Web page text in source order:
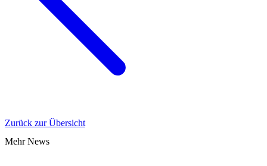
Zurück zur Übersicht
Mehr News